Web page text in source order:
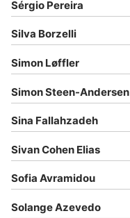
Sérgio Pereira
Silva Borzelli
Simon Løffler
Simon Steen-Andersen
Sina Fallahzadeh
Sivan Cohen Elias
Sofia Avramidou
Solange Azevedo